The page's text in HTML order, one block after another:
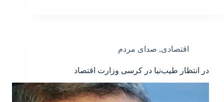
اقتصادی, صدای مردم
در انتظار طیب‌نیا در کرسی وزارت اقتصاد